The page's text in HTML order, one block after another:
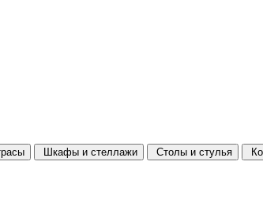
Шкафы и стеллажи Столы и стулья